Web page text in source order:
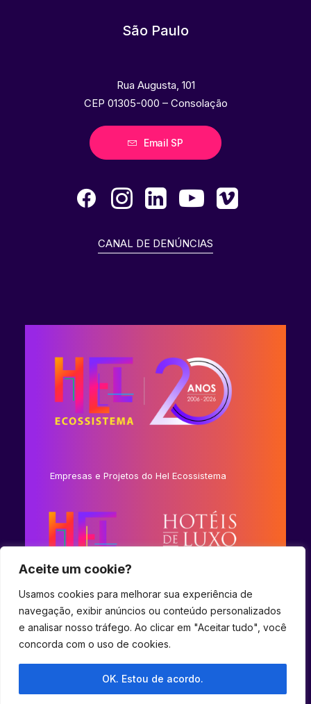
Aceite um cookie?
Usamos cookies para melhorar sua experiência de
navegação, exibir anúncios ou conteúdo personalizados
e analisar nosso tráfego. Ao clicar em "Aceitar tudo", você
concorda com o uso de cookies.
OK. Estou de acordo.
São Paulo
Rua Augusta, 101
CEP 01305-000 – Consolação
Email SP
CANAL DE DENÚNCIAS
Empresas e Projetos do Hel Ecossistema
© 2023 Hel Ecossistema.